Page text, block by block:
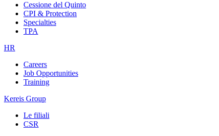
Cessione del Quinto
CPI & Protection
Specialties
TPA
HR
Careers
Job Opportunities
Training
Kereis Group
Le filiali
CSR